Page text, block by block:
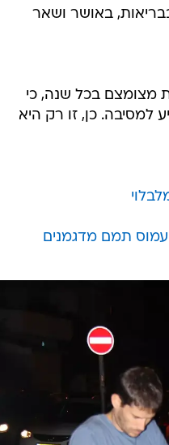
באושר ושאר
מצומצם בכל שנה, כי
למסיבה. כן, זו רק היא
תמם מדגמנים